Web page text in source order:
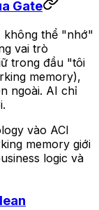
Gate
không thể "nhớ"
vai trò
trong đầu "tôi
memory),
ngoài. AI chỉ
vào ACI
memory giới
logic và